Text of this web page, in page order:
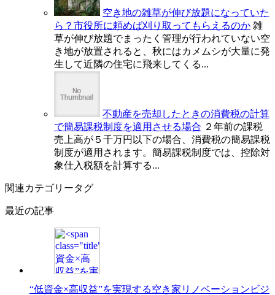
空き地の雑草が伸び放題になっていた
ら？市役所に頼めば刈り取ってもらえるのか 雑
草が伸び放題でまったく管理が行われていない空
き地が放置されると、秋にはカメムシが大量に発
生して近隣の住宅に飛来してくる...
不動産を売却したときの消費税の計算
で簡易課税制度を適用させる場合 ２年前の課税
売上高が５千万円以下の場合、消費税の簡易課税
制度が適用されます。簡易課税制度では、控除対
象仕入税額を計算する...
関連カテゴリータグ
最近の記事
“低資金×高収益”を実現する空き家リノベーションビジ